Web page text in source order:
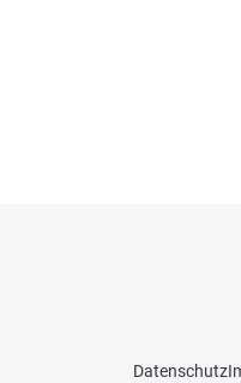
Datenschutz